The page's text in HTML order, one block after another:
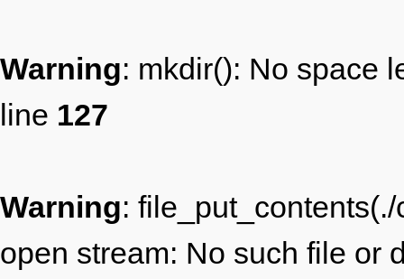
Warning: mkdir(): No space
line 127
Warning:
open stream: No such file or